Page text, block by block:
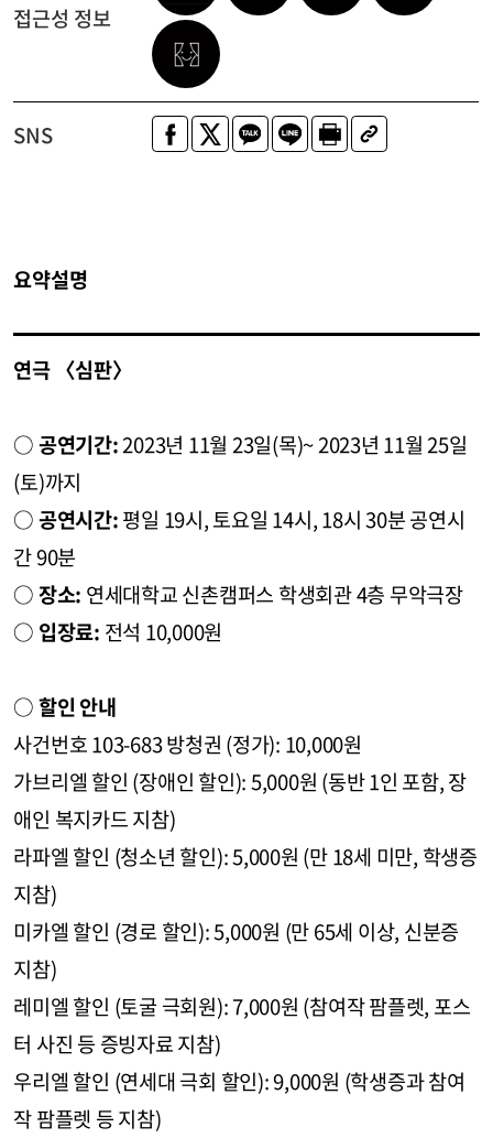
접근성 정보
SNS
요약설명
연극 〈심판〉
○공연기간:2023년 11월 23일(목)~ 2023년 11월 25일
(토)까지
○공연시간:평일 19시, 토요일 14시, 18시 30분 공연시
간 90분
○장소: 연세대학교 신촌캠퍼스 학생회관 4층 무악극장
○ 입장료: 전석 10,000원
○할인 안내
사건번호 103-683 방청권 (정가): 10,000원
가브리엘 할인 (장애인 할인): 5,000원 (동반 1인 포함, 장
애인 복지카드 지참)
라파엘 할인 (청소년 할인): 5,000원 (만 18세 미만, 학생증
지참)
미카엘 할인 (경로 할인): 5,000원 (만 65세 이상, 신분증
지참)
레미엘 할인 (토굴 극회원): 7,000원 (참여작 팜플렛, 포스
터 사진 등 증빙자료 지참)
우리엘 할인 (연세대 극회 할인): 9,000원 (학생증과 참여
작 팜플렛 등 지참)